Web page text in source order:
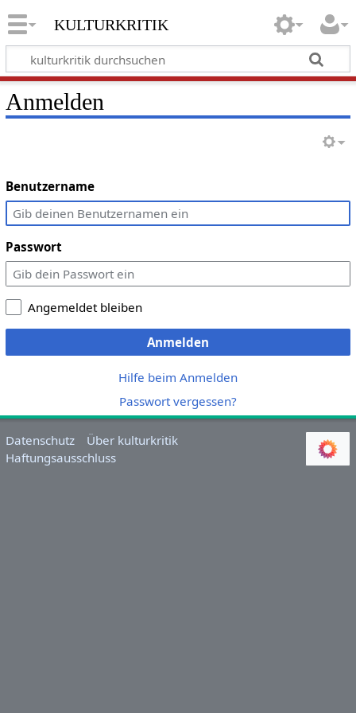
kulturkritik
Anmelden
Benutzername
Passwort
Angemeldet bleiben
Anmelden
Hilfe beim Anmelden
Passwort vergessen?
Datenschutz
Über kulturkritik
Haftungsausschluss